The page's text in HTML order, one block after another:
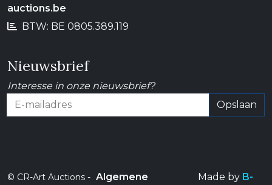
auctions.be
BTW: BE 0805.389.119
Nieuwsbrief
Interesse in onze nieuwsbrief?
Opslaan
© CR-Art Auctions - Algemene Made by B-